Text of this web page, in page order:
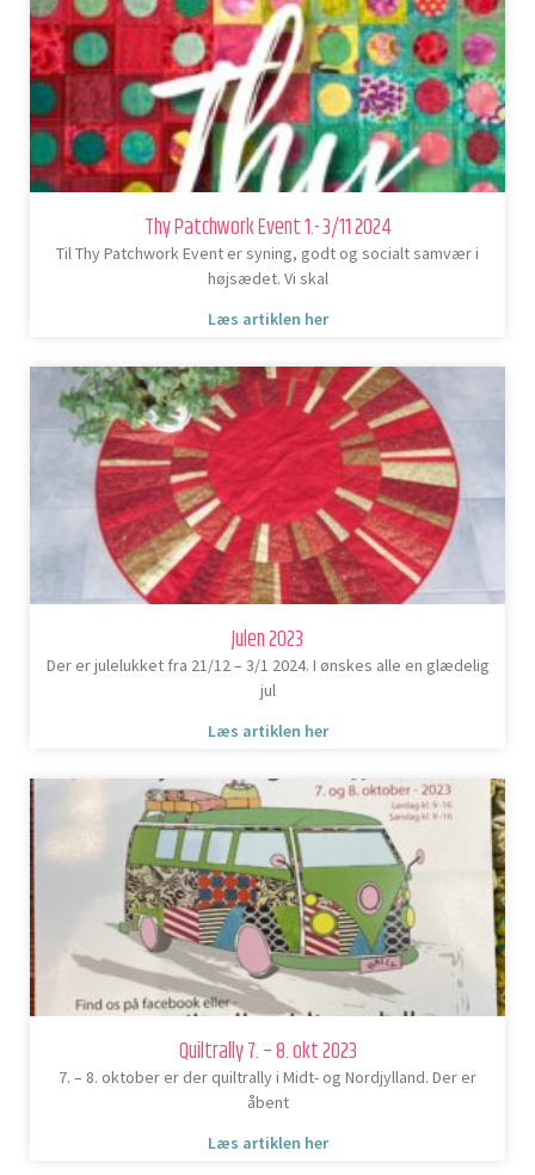
Thy Patchwork Event 1.- 3/11 2024
Til Thy Patchwork Event er syning, godt og socialt samvær i
højsædet. Vi skal
Læs artiklen her
Julen 2023
Der er julelukket fra 21/12 – 3/1 2024. I ønskes alle en glædelig
jul
Læs artiklen her
Quiltrally 7. – 8. okt 2023
7. – 8. oktober er der quiltrally i Midt- og Nordjylland. Der er
åbent
Læs artiklen her